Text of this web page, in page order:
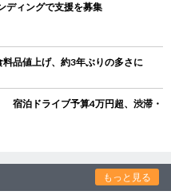
ィングで支援を募集
品値上げ、約3年ぶりの多さに
宿泊ドライブ予算4万円超、渋滞・
もっと見る